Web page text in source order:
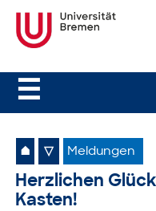
☰
⌂ ▽ Meldungen
Herzlichen
Kasten!